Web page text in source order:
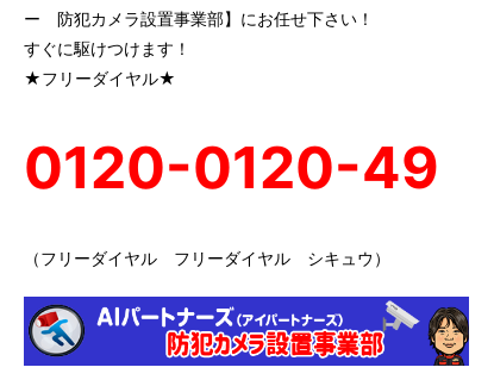
ー 防犯カメラ設置事業部】にお任せ下さい！
すぐに駆けつけます！
★フリーダイヤル★
0120-0120-49
（フリーダイヤル フリーダイヤル シキュウ）